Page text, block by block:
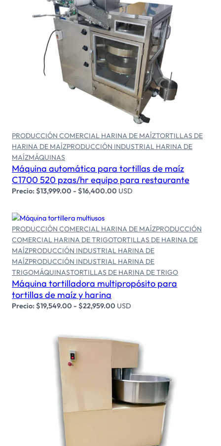
Seleccionar opciones
PRODUCCIÓN COMERCIAL HARINA DE MAÍZTORTILLAS DE
HARINA DE MAÍZPRODUCCIÓN INDUSTRIAL HARINA DE
MAÍZMÁQUINAS
Máquina automática para tortillas de maíz
C1700 520 pzas/hr equipo para restaurante
Precio:$13,999.00 - $16,400.00 USD
Seleccionar opciones
PRODUCCIÓN COMERCIAL HARINA DE MAÍZPRODUCCIÓN
COMERCIAL HARINA DE TRIGOTORTILLAS DE HARINA DE
MAÍZPRODUCCIÓN INDUSTRIAL HARINA DE
MAÍZPRODUCCIÓN INDUSTRIAL HARINA DE
TRIGOMÁQUINASTORTILLAS DE HARINA DE TRIGO
Máquina tortilladora multipropósito para
tortillas de maíz y harina
Precio:$19,549.00 - $22,959.00 USD